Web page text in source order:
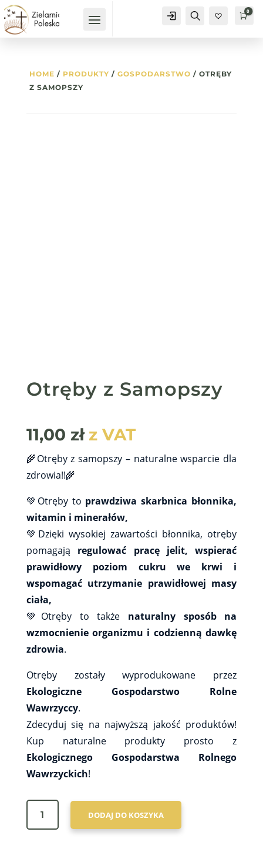
Konto Szukaj
0
HOME / PRODUKTY / GOSPODARSTWO / OTRĘBY
Z SAMOPSZY
Otręby z Samopszy
11,00 zł z VAT
🌾Otręby z samopszy – naturalne wsparcie dla
zdrowia!!🌾
💚Otręby to prawdziwa skarbnica błonnika,
witamin i minerałów,
💚Dzięki wysokiej zawartości błonnika, otręby
pomagają regulować pracę jelit, wspierać
prawidłowy poziom cukru we krwi i
wspomagać utrzymanie prawidłowej masy
ciała,
💚Otręby to także naturalny sposób na
wzmocnienie organizmu i codzienną dawkę
zdrowia.
Otręby zostały wyprodukowane przez
Ekologiczne Gospodarstwo Rolne
Wawrzyccy.
Zdecyduj się na najwyższą jakość produktów!
Kup naturalne produkty prosto z
Ekologicznego Gospodarstwa Rolnego
Wawrzyckich!
OTRĘBY
Z
DODAJ DO KOSZYKA